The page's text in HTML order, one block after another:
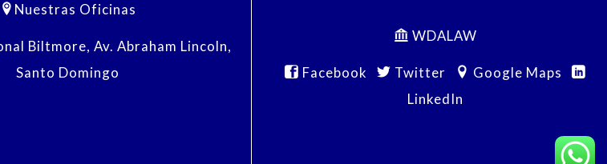
Nuestras Oficinas
Biltmore, Av. Abraham Lincoln,
Santo Domingo
WDALAW
Facebook Twitter
Google Maps
LinkedIn